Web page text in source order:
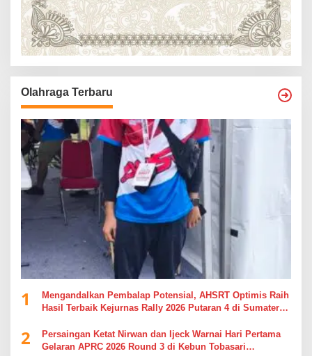
Olahraga Terbaru
1
Mengandalkan Pembalap Potensial, AHSRT Optimis Raih
Hasil Terbaik Kejurnas Rally 2026 Putaran 4 di Sumatera
2
Persaingan Ketat Nirwan dan Ijeck Warnai Hari Pertama
Gelaran APRC 2026 Round 3 di Kebun Tobasari